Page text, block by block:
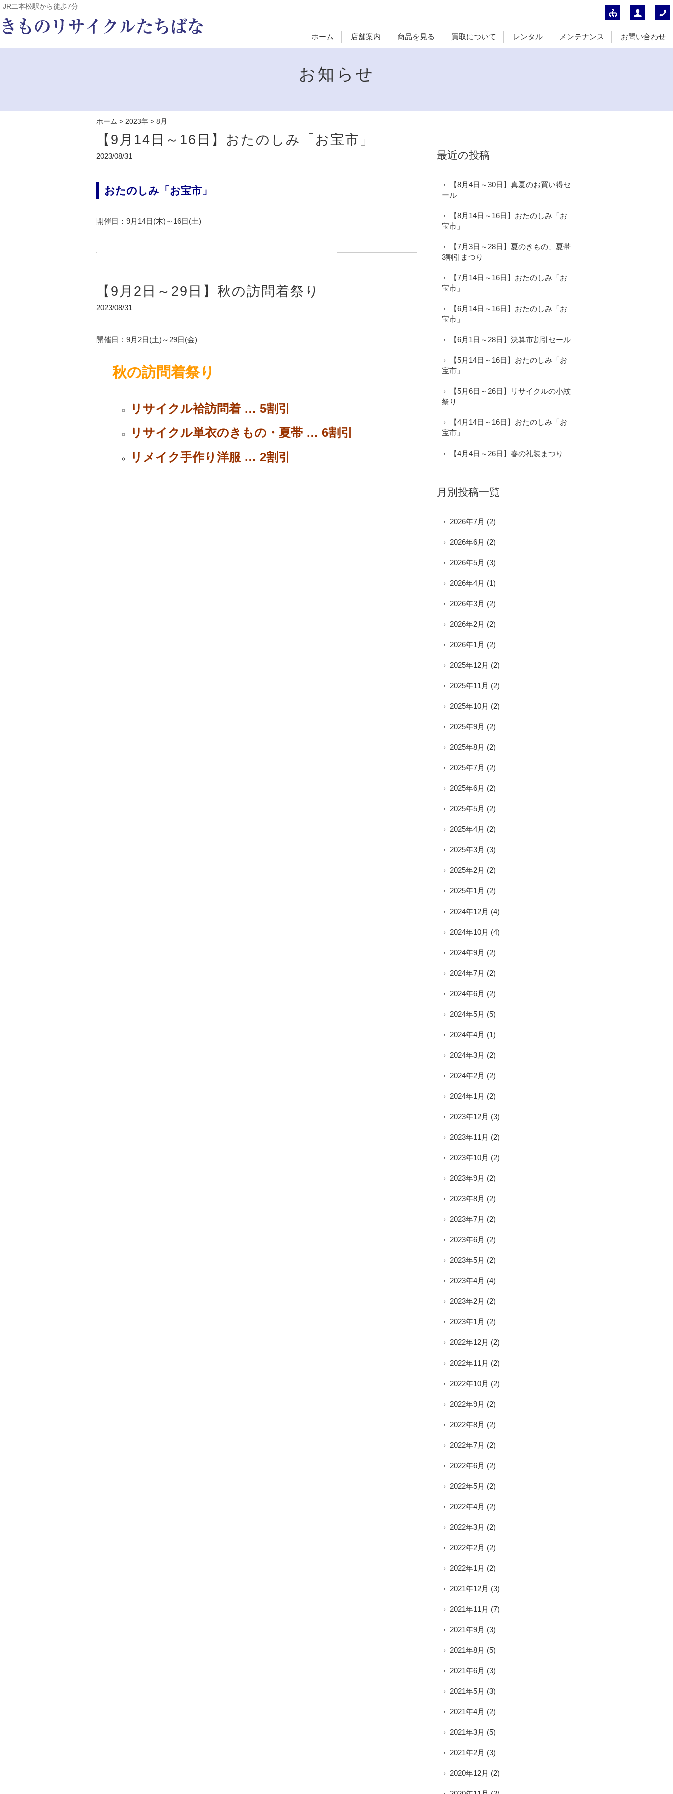
JR二本松駅から徒歩7分
ホーム 店舗案内 商品を見る 買取について レンタル メンテナンス お問い合わせ
お知らせ
ホーム > 2023年 > 8月
【9月14日～16日】おたのしみ「お宝市」
2023/08/31
おたのしみ「お宝市」
開催日：9月14日(木)～16日(土)
【9月2日～29日】秋の訪問着祭り
2023/08/31
開催日：9月2日(土)～29日(金)
秋の訪問着祭り
リサイクル袷訪問着 … 5割引
リサイクル単衣のきもの・夏帯 … 6割引
リメイク手作り洋服 … 2割引
最近の投稿
【8月4日～30日】真夏のお買い得セ
ール
【8月14日～16日】おたのしみ「お
宝市」
【7月3日～28日】夏のきもの、夏帯
3割引まつり
【7月14日～16日】おたのしみ「お
宝市」
【6月14日～16日】おたのしみ「お
宝市」
【6月1日～28日】決算市割引セール
【5月14日～16日】おたのしみ「お
宝市」
【5月6日～26日】リサイクルの小紋
祭り
【4月14日～16日】おたのしみ「お
宝市」
【4月4日～26日】春の礼装まつり
月別投稿一覧
2026年7月 (2)
2026年6月 (2)
2026年5月 (3)
2026年4月 (1)
2026年3月 (2)
2026年2月 (2)
2026年1月 (2)
2025年12月 (2)
2025年11月 (2)
2025年10月 (2)
2025年9月 (2)
2025年8月 (2)
2025年7月 (2)
2025年6月 (2)
2025年5月 (2)
2025年4月 (2)
2025年3月 (3)
2025年2月 (2)
2025年1月 (2)
2024年12月 (4)
2024年10月 (4)
2024年9月 (2)
2024年7月 (2)
2024年6月 (2)
2024年5月 (5)
2024年4月 (1)
2024年3月 (2)
2024年2月 (2)
2024年1月 (2)
2023年12月 (3)
2023年11月 (2)
2023年10月 (2)
2023年9月 (2)
2023年8月 (2)
2023年7月 (2)
2023年6月 (2)
2023年5月 (2)
2023年4月 (4)
2023年2月 (2)
2023年1月 (2)
2022年12月 (2)
2022年11月 (2)
2022年10月 (2)
2022年9月 (2)
2022年8月 (2)
2022年7月 (2)
2022年6月 (2)
2022年5月 (2)
2022年4月 (2)
2022年3月 (2)
2022年2月 (2)
2022年1月 (2)
2021年12月 (3)
2021年11月 (7)
2021年9月 (3)
2021年8月 (5)
2021年6月 (3)
2021年5月 (3)
2021年4月 (2)
2021年3月 (5)
2021年2月 (3)
2020年12月 (2)